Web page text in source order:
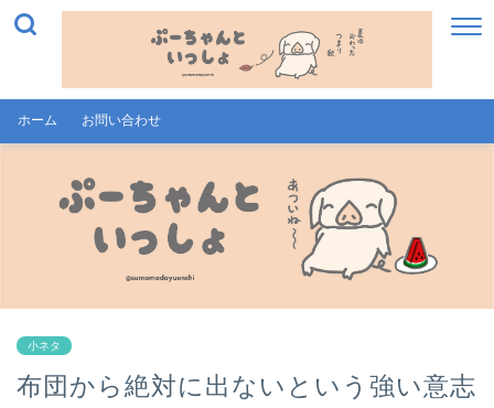
ホーム お問い合わせ
小ネタ
布団から絶対に出ないという強い意志